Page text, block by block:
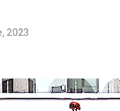
2023